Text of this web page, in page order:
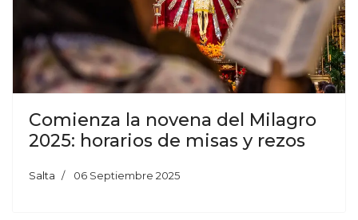
Comienza la novena del Milagro
2025: horarios de misas y rezos
Salta 06 Septiembre 2025